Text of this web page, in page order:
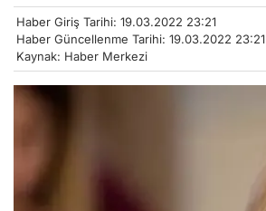
Haber Giriş Tarihi: 19.03.2022 23:21
Haber Güncellenme Tarihi: 19.03.2022 23:21
Kaynak: Haber Merkezi